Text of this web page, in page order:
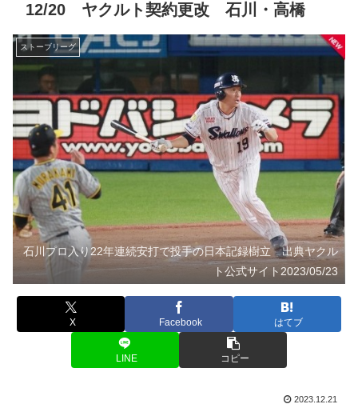
12/20 ヤクルト契約更改 石川・高橋
ストーブリーグ
石川プロ入り22年連続安打で投手の日本記録樹立 出典ヤクル
ト公式サイト2023/05/23
X Facebook はてブ
LINE コピー
2023.12.21